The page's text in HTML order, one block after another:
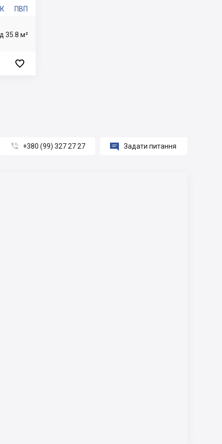
ПВП
35.8 м²

 +380 (99) 327 27 27  Задати питання